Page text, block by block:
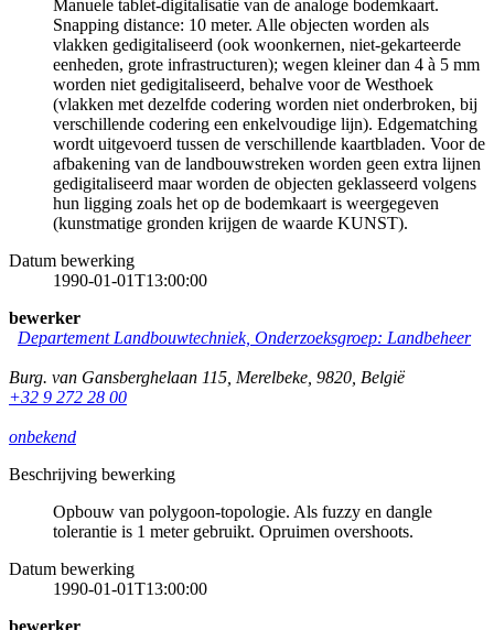
Manuele tablet-digitalisatie van de analoge bodemkaart.
Snapping distance: 10 meter. Alle objecten worden als
vlakken gedigitaliseerd (ook woonkernen, niet-gekarteerde
eenheden, grote infrastructuren); wegen kleiner dan 4 à 5 mm
worden niet gedigitaliseerd, behalve voor de Westhoek
(vlakken met dezelfde codering worden niet onderbroken, bij
verschillende codering een enkelvoudige lijn). Edgematching
wordt uitgevoerd tussen de verschillende kaartbladen. Voor de
afbakening van de landbouwstreken worden geen extra lijnen
gedigitaliseerd maar worden de objecten geklasseerd volgens
hun ligging zoals het op de bodemkaart is weergegeven
(kunstmatige gronden krijgen de waarde KUNST).
Datum bewerking
1990-01-01T13:00:00
bewerker
Departement Landbouwtechniek, Onderzoeksgroep: Landbeheer
Burg. van Gansberghelaan 115 Merelbeke 9820 België
+32 9 272 28 00
onbekend
Beschrijving bewerking
Opbouw van polygoon-topologie. Als fuzzy en dangle
tolerantie is 1 meter gebruikt. Opruimen overshoots.
Datum bewerking
1990-01-01T13:00:00
bewerker